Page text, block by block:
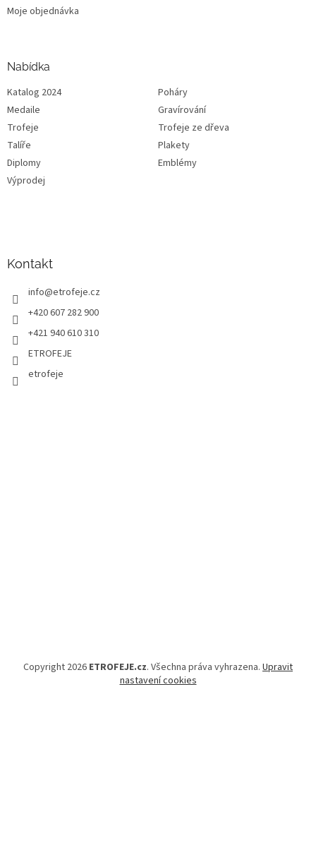
Moje objednávka
Nabídka
Katalog 2024
Poháry
Medaile
Gravírování
Trofeje
Trofeje ze dřeva
Talíře
Plakety
Diplomy
Emblémy
Výprodej
Kontakt
info@etrofeje.cz
+420 607 282 900
+421 940 610 310
ETROFEJE
etrofeje
Copyright 2026 ETROFEJE.cz. Všechna práva vyhrazena. Upravit
nastavení cookies